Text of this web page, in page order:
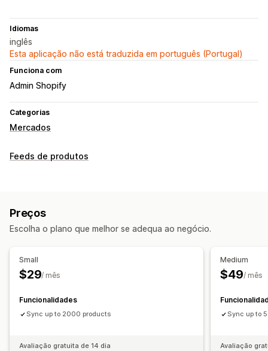
Idiomas
inglês
Esta aplicação não está traduzida em português (Portugal)
Funciona com
Admin Shopify
Categorias
Mercados
Feeds de produtos
Preços
Escolha o plano que melhor se adequa ao negócio.
Small
$29/ mês
Funcionalidades
Sync up to 2000 products
Avaliação gratuita de 14 dia
Medium
$49/ mês
Sync up to
Avaliação